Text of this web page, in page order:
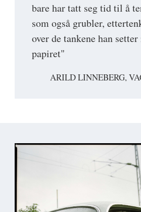
bare har tatt seg tid til å
som også grubler,
over de tankene han setter
papiret"
ARILD LINNEBERG,